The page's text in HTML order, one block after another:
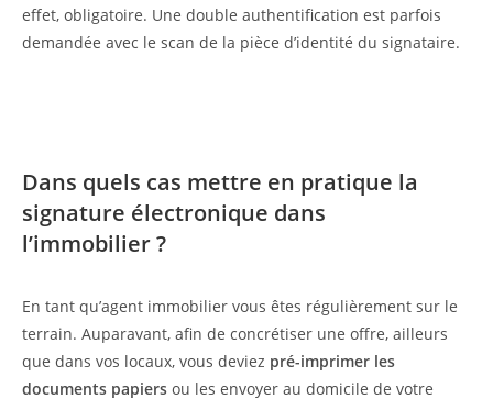
effet, obligatoire. Une double authentification est parfois
demandée avec le scan de la pièce d’identité du signataire.
Dans quels cas mettre en pratique la
signature électronique dans
l’immobilier ?
En tant qu’agent immobilier vous êtes régulièrement sur le
terrain. Auparavant, afin de concrétiser une offre, ailleurs
que dans vos locaux, vous deviez pré-imprimer les
documents papiers ou les envoyer au domicile de votre